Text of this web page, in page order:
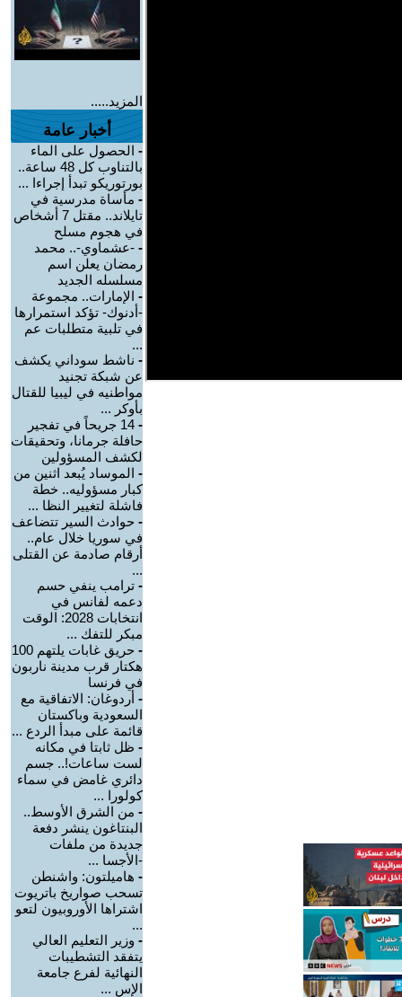
المزيد.....
أخبار عامة
- الحصول على الماء
بالتناوب كل 48 ساعة..
بورتوريكو تبدأ إجراءا ...
- مأساة مدرسية في
تايلاند.. مقتل 7 أشخاص
في هجوم مسلح
- -عشماوي-.. محمد
رمضان يعلن اسم
مسلسله الجديد
- الإمارات.. مجموعة
-أدنوك- تؤكد استمرارها
في تلبية متطلبات عم
...
- ناشط سوداني يكشف
عن شبكة تجنيد
مواطنيه في ليبيا للقتال
بأوكر ...
-
14 جريحاً في تفجير
حافلة جرمانا، وتحقيقات
لكشف المسؤولين
- الموساد يُبعد اثنين من
كبار مسؤوليه.. خطة
فاشلة لتغيير النظا ...
- حوادث السير تتضاعف
في سوريا خلال عام..
أرقام صادمة عن القتلى
...
- ترامب ينفي حسم
دعمه لفانس في
انتخابات 2028: الوقت
مبكر للتفك ...
-
حريق غابات يلتهم 100
هكتار قرب مدينة ناربون
في فرنسا
- أردوغان: الاتفاقية مع
السعودية وباكستان
قائمة على مبدأ الردع ...
- ظل ثابتا في مكانه
لست ساعات!.. جسم
دائري غامض في سماء
كولورا ...
- من الشرق الأوسط..
البنتاغون ينشر دفعة
جديدة من ملفات
-الأجسا ...
- هاميلتون: واشنطن
تسحب صواريخ باتريوت
اشتراها الأوروبيون لتعو
...
- وزير التعليم العالي
يتفقد التشطيبات
النهائية لفرع جامعة
الإس ...